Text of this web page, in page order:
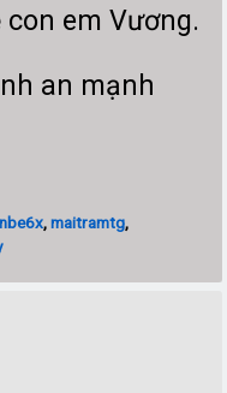
em Vương.
an mạnh
,maitramtg,